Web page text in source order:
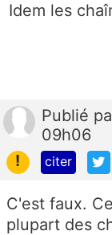
Idem les
Publié
09h06
!
citer
C'est faux.
plupart des